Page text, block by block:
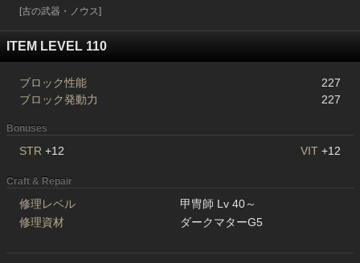
[古の武器・ノウス]
ITEM LEVEL 110
ブロック性能
227
ブロック発動力
227
Bonuses
STR +12 VIT +12
Craft & Repair
修理レベル
甲冑師 Lv 40～
修理資材
ダークマターG5